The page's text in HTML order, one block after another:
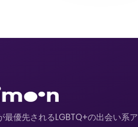
最優先されるLGBTQ+の出会い系ア